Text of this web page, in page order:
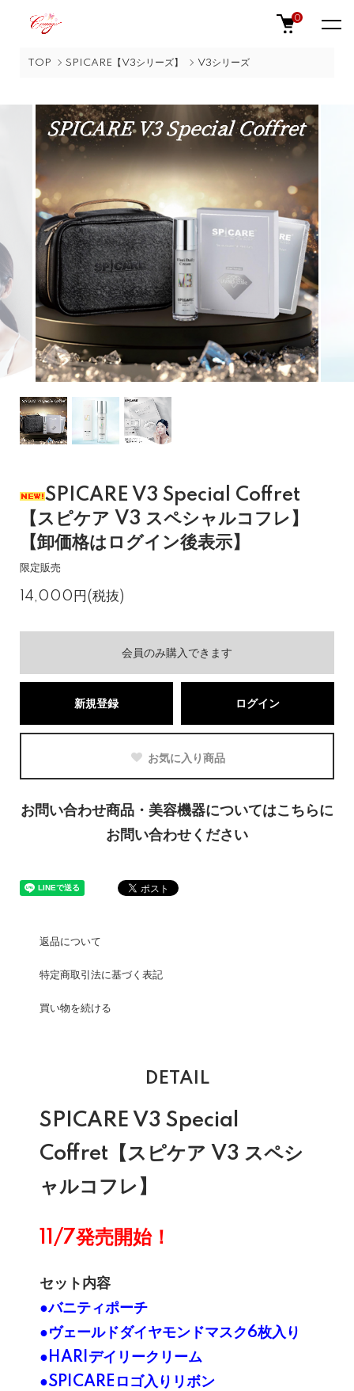
0
TOP SPICARE【V3シリーズ】 V3シリーズ
SPICARE V3 Special Coffret
【スピケア V3 スペシャルコフレ】
【卸価格はログイン後表示】
限定販売
14,000円(税抜)
会員のみ購入できます
新規登録 ログイン
お気に入り商品
お問い合わせ商品・美容機器についてはこちらに
お問い合わせください
返品について
特定商取引法に基づく表記
買い物を続ける
DETAIL
SPICARE V3 Special
Coffret【スピケア V3 スペシ
ャルコフレ】
11/7発売開始！
セット内容
●バニティポーチ
●ヴェールドダイヤモンドマスク6枚入り
●HARIデイリークリーム
●SPICAREロゴ入りリボン